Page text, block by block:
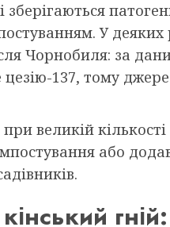
зберігаються
У деяких
Чорнобиля: за
137, тому
великій
або
гній: